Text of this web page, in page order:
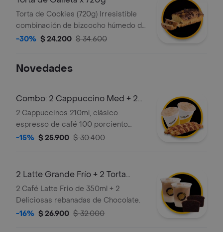
Torta de Cookies (720g) Irresistible
combinación de bizcocho húmedo de
chocolate oscuro con sutiles notas
chocolate. ¡El contraste perfecto!.
-30% $ 24.200 $ 34.600
Novedades
Combo: 2 Cappuccino Med + 2
Palito Queso
2 Cappuccinos 210ml, clásico
espresso de café 100 porciento
colombiano, con la proporción
2 Deliciosos Palitos de Queso (110 gr),
con relleno de queso.
-15% $ 25.900 $ 30.400
2 Latte Grande Frío + 2 Torta
Chocolate
2 Café Latte Frio de 350ml + 2
Deliciosas rebanadas de Chocolate.
-16% $ 26.900 $ 32.000